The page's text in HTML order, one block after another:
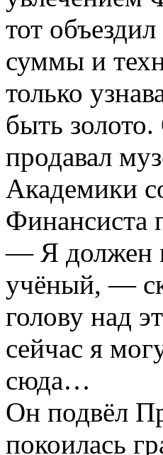
тот
суммы и
только
быть
продавал
Академики
Финансиста
— Я должен
учёный, —
голову над
сейчас я
сюда…
Он подвёл
покоилась